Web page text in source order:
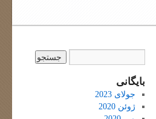
بایگانی
جولای 2023
ژوئن 2020